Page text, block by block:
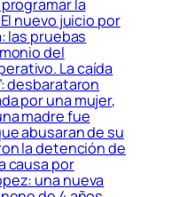
la
nuevo juicio por
las pruebas
del
La caída
desbarataron
por una mujer,
madre fue
abusaran de su
la detención de
causa por
una nueva